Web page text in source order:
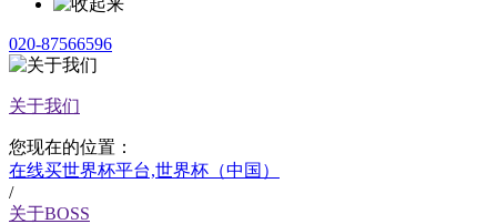
020-87566596
关于我们
您现在的位置：
在线买世界杯平台,世界杯（中国）
/
关于BOSS